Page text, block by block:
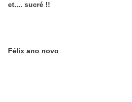
et.... sucré !!
Félix ano novo